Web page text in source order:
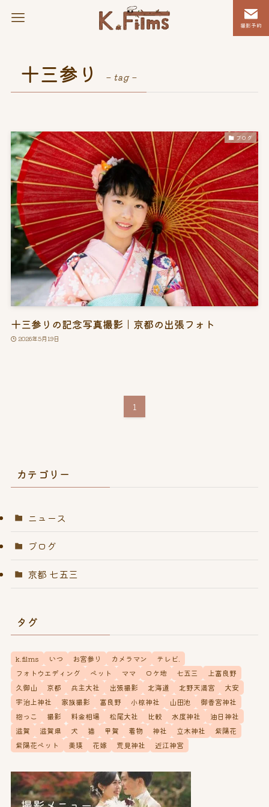
撮影予約
十三参り – tag –
ブログ
十三参りの記念写真撮影｜京都の出張フォト
2026年5月19日
1
カテゴリー
ニュース
ブログ
京都 七五三
タグ
k.films いつ お宮参り カメラマン
テレビ.
フォトウエディング
ペット ママ ロケ地 七五三
上富良野
久御山
京都 兵主大社 出張撮影 北海道 北野天満宮
大安
宇治上神社
家族撮影 富良野 小椋神社 山田池
御香宮神社
抱っこ
撮影 料金相場 松尾大社 比較 水度神社
油日神社
滋賀
滋賀県 犬 猫 甲賀 着物 神社 立木神社
紫陽花
紫陽花ペット
美瑛 花嫁 荒見神社 近江神宮